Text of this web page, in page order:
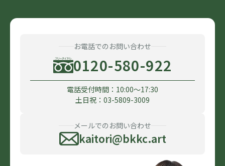
お電話でのお問い合わせ
0120-580-922
電話受付時間：10:00〜17:30
土日祝：03-5809-3009
メールでのお問い合わせ
kaitori@bkkc.art